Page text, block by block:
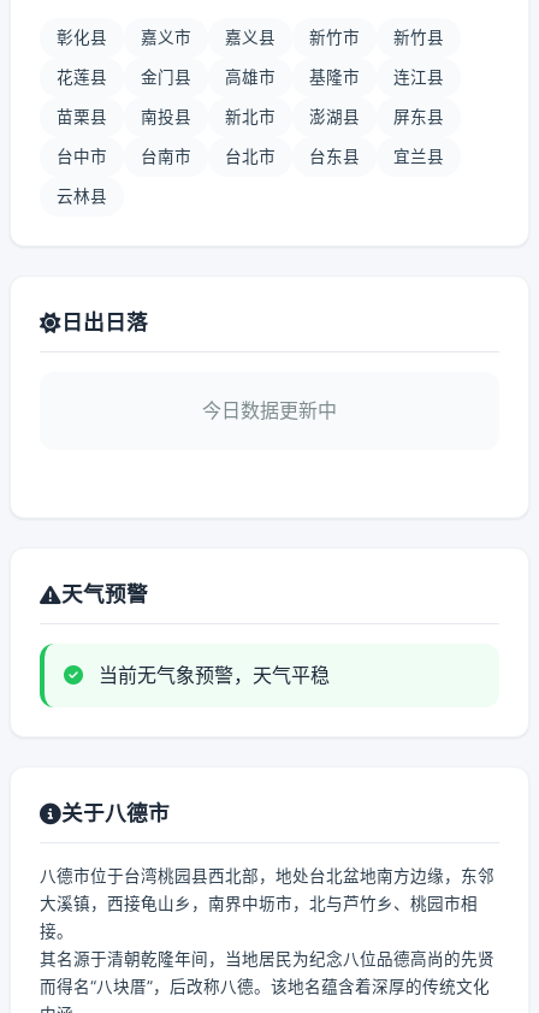
彰化县 嘉义市 嘉义县 新竹市 新竹县
花莲县 金门县 高雄市 基隆市 连江县
苗栗县 南投县 新北市 澎湖县 屏东县
台中市 台南市 台北市 台东县 宜兰县
云林县
日出日落
今日数据更新中
天气预警
当前无气象预警，天气平稳
关于八德市
八德市位于台湾桃园县西北部，地处台北盆地南方边缘，东邻
大溪镇，西接龟山乡，南界中坜市，北与芦竹乡、桃园市相
接。
其名源于清朝乾隆年间，当地居民为纪念八位品德高尚的先贤
而得名“八块厝”，后改称八德。该地名蕴含着深厚的传统文化